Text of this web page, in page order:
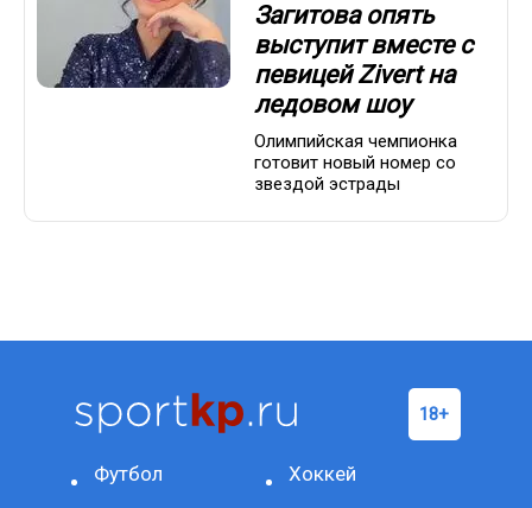
Загитова опять
выступит вместе с
певицей Zivert на
ледовом шоу
Олимпийская чемпионка
готовит новый номер со
звездой эстрады
Футбол Хоккей